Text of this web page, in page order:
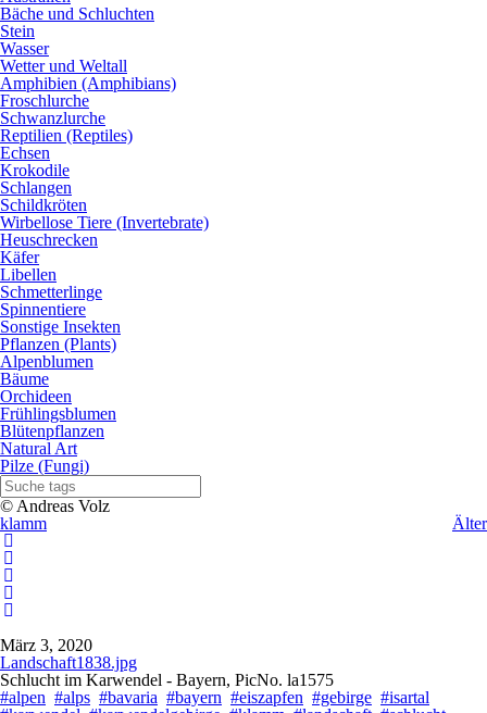
Bäche und Schluchten
Stein
Wasser
Wetter und Weltall
Amphibien (Amphibians)
Froschlurche
Schwanzlurche
Reptilien (Reptiles)
Echsen
Krokodile
Schlangen
Schildkröten
Wirbellose Tiere (Invertebrate)
Heuschrecken
Käfer
Libellen
Schmetterlinge
Spinnentiere
Sonstige Insekten
Pflanzen (Plants)
Alpenblumen
Bäume
Orchideen
Frühlingsblumen
Blütenpflanzen
Natural Art
Pilze (Fungi)
© Andreas Volz
Älter
klamm
März 3, 2020
Landschaft1838.jpg
Schlucht im Karwendel - Bayern, PicNo. la1575
#alpen #alps #bavaria #bayern #eiszapfen #gebirge #isartal